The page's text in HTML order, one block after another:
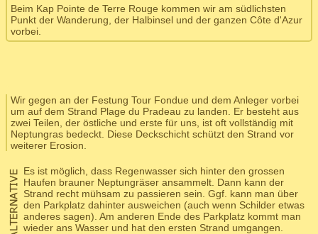
Beim Kap Pointe de Terre Rouge kommen wir am südlichsten
Punkt der Wanderung, der Halbinsel und der ganzen Côte d'Azur
vorbei.
Wir gegen an der Festung Tour Fondue und dem Anleger vorbei
um auf dem Strand Plage du Pradeau zu landen. Er besteht aus
zwei Teilen, der östliche und erste für uns, ist oft vollständig mit
Neptungras bedeckt. Diese Deckschicht schützt den Strand vor
weiterer Erosion.
Es ist möglich, dass Regenwasser sich hinter den grossen
Haufen brauner Neptungräser ansammelt. Dann kann der
Strand recht mühsam zu passieren sein. Ggf. kann man über
den Parkplatz dahinter ausweichen (auch wenn Schilder etwas
anderes sagen). Am anderen Ende des Parkplatz kommt man
wieder ans Wasser und hat den ersten Strand umgangen.